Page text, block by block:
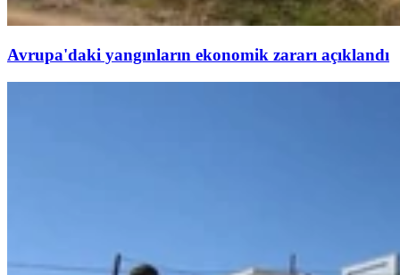
Avrupa'daki yangınların ekonomik zararı açıklandı